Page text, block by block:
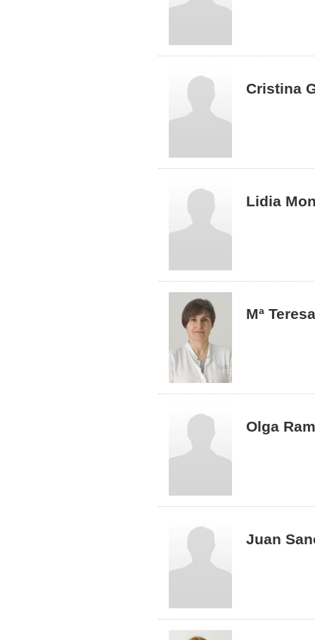
Cristina
Lidia
Mª
Olga
Juan